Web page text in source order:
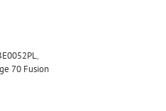
,
70 Fusion